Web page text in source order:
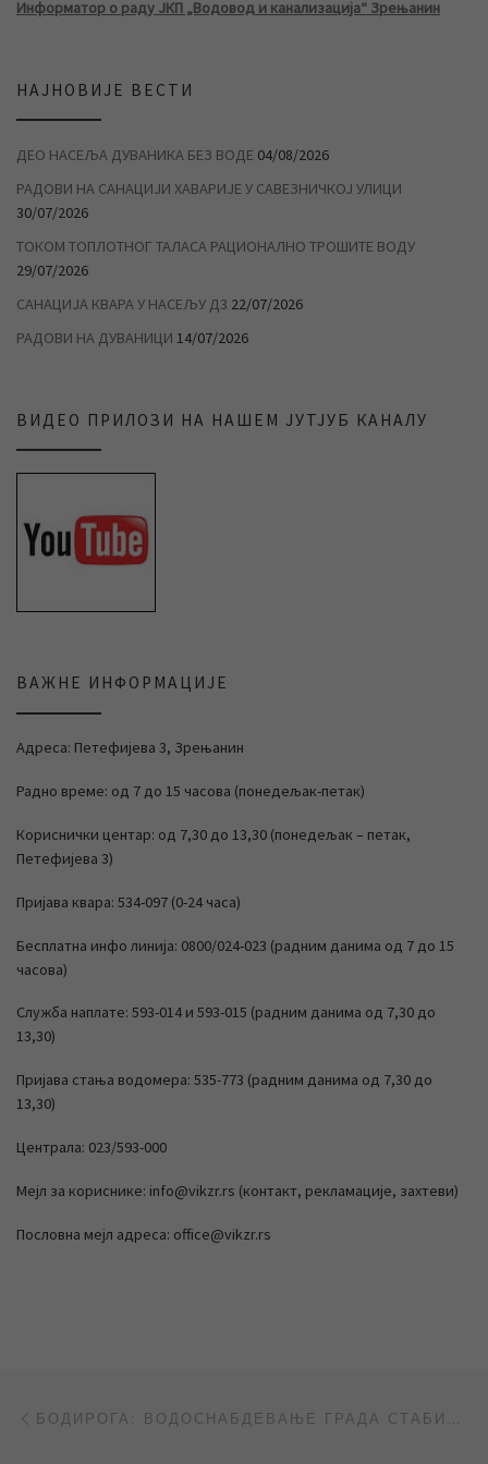
Информатор о раду ЈКП „Водовод и канализација“ Зрењанин
НАЈНОВИЈЕ ВЕСТИ
ДЕО НАСЕЉА ДУВАНИКА БЕЗ ВОДЕ 04/08/2026
РАДОВИ НА САНАЦИЈИ ХАВАРИЈЕ У САВЕЗНИЧКОЈ УЛИЦИ
30/07/2026
ТОКОМ ТОПЛОТНОГ ТАЛАСА РАЦИОНАЛНО ТРОШИТЕ ВОДУ
29/07/2026
САНАЦИЈА КВАРА У НАСЕЉУ Д3 22/07/2026
РАДОВИ НА ДУВАНИЦИ 14/07/2026
ВИДЕО ПРИЛОЗИ НА НАШЕМ ЈУТЈУБ КАНАЛУ
ВАЖНЕ ИНФОРМАЦИЈЕ
Адреса: Петефијева 3, Зрењанин
Радно време: од 7 до 15 часова (понедељак-петак)
Кориснички центар: од 7,30 до 13,30 (понедељак – петак,
Петефијева 3)
Пријава квара: 534-097 (0-24 часа)
Бесплатна инфо линија: 0800/024-023 (радним данима од 7 до 15
часова)
Служба наплате: 593-014 и 593-015 (радним данима од 7,30 до
13,30)
Пријава стања водомера: 535-773 (радним данима од 7,30 до
13,30)
Централа: 023/593-000
Мејл за кориснике: info@vikzr.rs (контакт, рекламације, захтеви)
Пословна мејл адреса: office@vikzr.rs
Post navigation